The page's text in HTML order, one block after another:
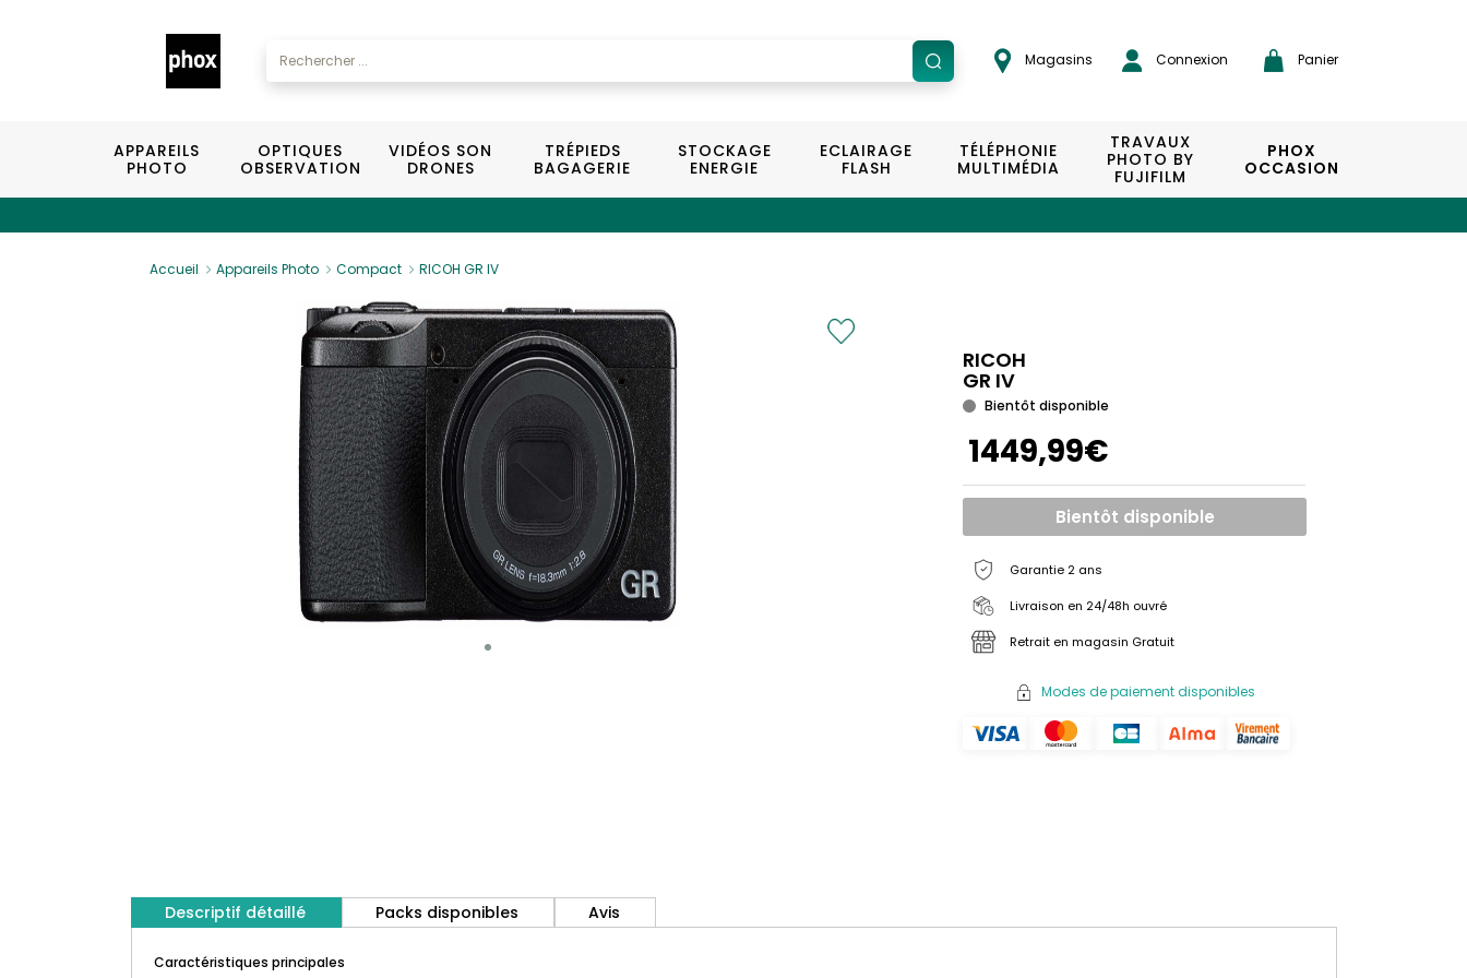
Magasins Connexion Panier
APPAREILS
PHOTO
OPTIQUES
OBSERVATION
VIDÉOS SON
DRONES
TRÉPIEDS
BAGAGERIE
STOCKAGE
ENERGIE
ECLAIRAGE
FLASH
TÉLÉPHONIE
MULTIMÉDIA
TRAVAUX
PHOTO BY
FUJIFILM
PHOX
OCCASION
Accueil Appareils Photo Compact RICOH GR IV
RICOH
GR IV
Bientôt disponible
1449,99€
Bientôt disponible
Garantie 2 ans
Livraison en 24/48h ouvré
Retrait en magasin Gratuit
Modes de paiement disponibles
Descriptif détaillé Packs disponibles Avis
Caractéristiques principales